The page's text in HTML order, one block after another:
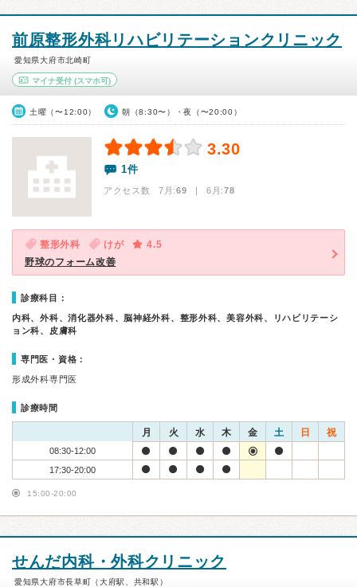
前原整形外科リハビリテーションクリニック
愛知県大府市北崎町
マイナ受付 (スマホ可)
土曜（〜12:00） 朝（8:30〜）・夜（〜20:00）
3.30
1件
アクセス数 7月:69 | 6月:78
整形外科 けが
4.5
野球のフォーム改善
診療科目：
内科、外科、消化器外科、脳神経外科、整形外科、美容外科、リハビリテーシ
ョン科、皮膚科
専門医・資格：
形成外科専門医
診療時間
月 火 水 木 金 土 日 祝
08:30-12:00
17:30-20:00
15:00-20:00
せんだ内科・外科クリニック
愛知県大府市長草町（大府駅、共和駅）